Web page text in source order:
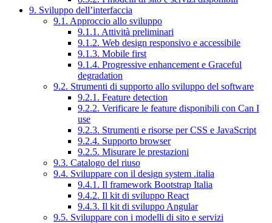
9. Sviluppo dell’interfaccia
9.1. Approccio allo sviluppo
9.1.1. Attività preliminari
9.1.2. Web design responsivo e accessibile
9.1.3. Mobile first
9.1.4. Progressive enhancement e Graceful
degradation
9.2. Strumenti di supporto allo sviluppo del software
9.2.1. Feature detection
9.2.2. Verificare le feature disponibili con Can I
use
9.2.3. Strumenti e risorse per CSS e JavaScript
9.2.4. Supporto browser
9.2.5. Misurare le prestazioni
9.3. Catalogo del riuso
9.4. Sviluppare con il design system .italia
9.4.1. Il framework Bootstrap Italia
9.4.2. Il kit di sviluppo React
9.4.3. Il kit di sviluppo Angular
9.5. Sviluppare con i modelli di sito e servizi